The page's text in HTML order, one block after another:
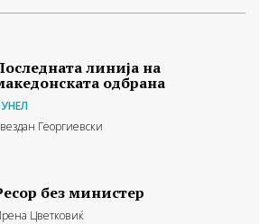
линија на
одбрана
Георгиевски
без министер
Цветковиќ